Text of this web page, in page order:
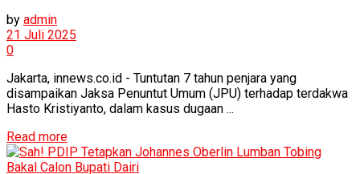
by admin
21 Juli 2025
0
Jakarta, innews.co.id - Tuntutan 7 tahun penjara yang
disampaikan Jaksa Penuntut Umum (JPU) terhadap terdakwa
Hasto Kristiyanto, dalam kasus dugaan ...
Read more